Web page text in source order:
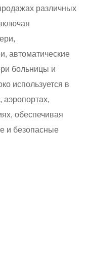
различных
автоматические
больницы и
используется в
аэропортах,
обеспечивая
и безопасные